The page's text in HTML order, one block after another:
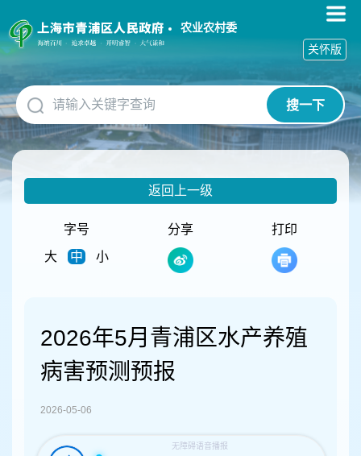
障
碍
作
说
明
跳
到
网
农业农村委
搜一下
关怀版
返回上一级
字号
大
中 小
分享 打印
2026年5月青浦区水产养殖
病害预测预报
2026-05-06